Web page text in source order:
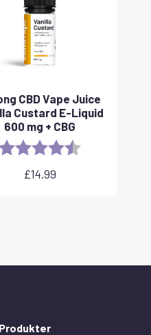
CBD Vape Juice
Custard E-Liquid
600 mg + CBG
£14.99
Produkter